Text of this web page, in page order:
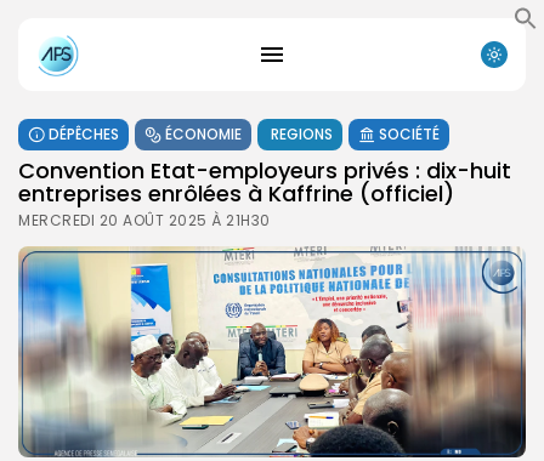
DÉPÊCHES ÉCONOMIE REGIONS SOCIÉTÉ
Convention Etat-employeurs privés : dix-huit
entreprises enrôlées à Kaffrine (officiel)
MERCREDI 20 AOÛT 2025 À 21H30